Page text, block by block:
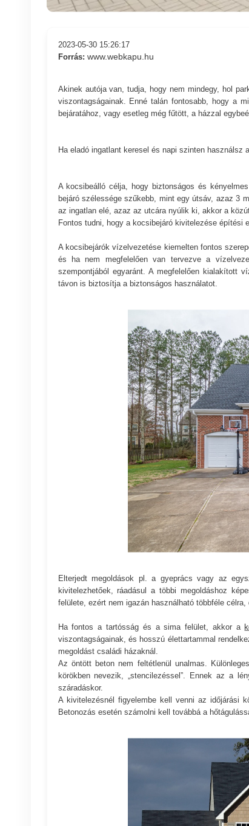
2023-05-30 15:26:17
Forrás: www.webkapu.hu
Akinek autója van, tudja, hogy nem mindegy, hol
viszontagságainak. Enné talán fontosabb, hogy a
bejáratához, vagy esetleg még fűtött, a házzal
Ha eladó ingatlant keresel és napi szinten használsz
A kocsibeálló célja, hogy biztonságos és
bejáró szélessége szűkebb, mint egy útsáv, azaz 3
az ingatlan elé, azaz az utcára nyúlik ki, akkor a
Fontos tudni, hogy a kocsibejáró kivitelezése építési
A kocsibejárók vízelvezetése kiemelten fontos
és ha nem megfelelően van tervezve a
szempontjából egyaránt. A megfelelően kialakított
távon is biztosítja a biztonságos használatot.
Elterjedt megoldások pl. a gyeprács vagy az
kivitelezhetőek, ráadásul a többi megoldáshoz
felülete, ezért nem igazán használható többféle
Ha fontos a tartósság és a sima felület, akkor a
viszontagságainak, és hosszú élettartammal
megoldást családi házaknál.
Az öntött beton nem feltétlenül unalmas.
körökben nevezik, „stencilezéssel”. Ennek az a
száradáskor.
A kivitelezésnél figyelembe kell venni az időjárási
Betonozás esetén számolni kell továbbá a